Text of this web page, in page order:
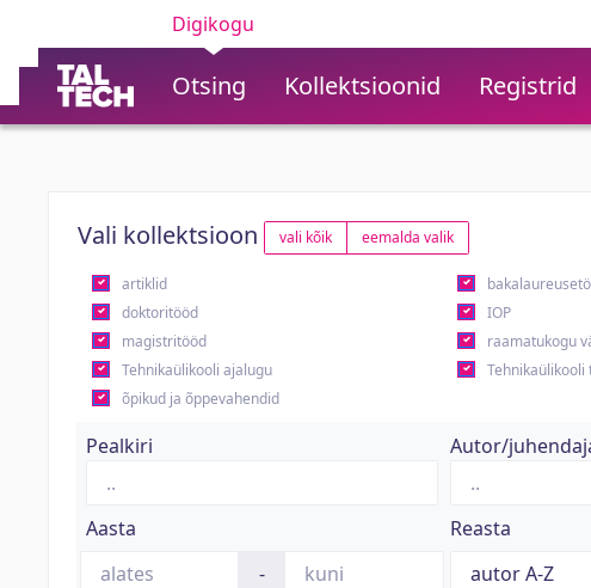
Digikogu
Otsing Kollektsioonid Registrid
Vali kollektsioon vali kõik eemalda valik
artiklid
doktoritööd
IOP
magistritööd
raamatukogu
Tehnikaülikooli ajalugu
Tehnikaülikooli
õpikud ja õppevahendid
Pealkiri Autor/
Aasta
-
Reasta